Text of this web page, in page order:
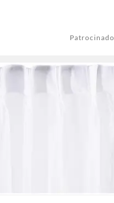
Patrocinado